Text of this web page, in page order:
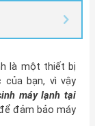
là một thiết bị
bạn, vì vậy
máy lạnh tại
đảm bảo máy